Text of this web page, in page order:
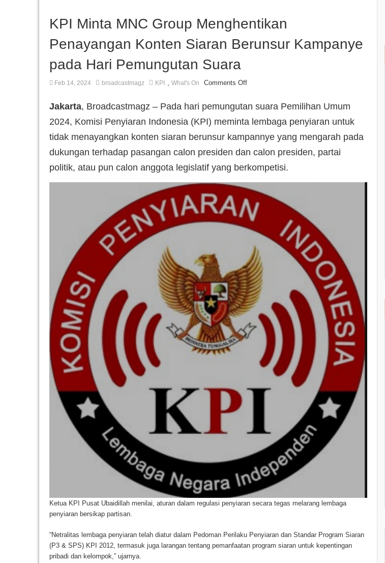
KPI Minta MNC Group Menghentikan
Penayangan Konten Siaran Berunsur Kampanye
pada Hari Pemungutan Suara
Feb 14, 2024 broadcastmagz KPI , What's On Comments Off
Jakarta, Broadcastmagz – Pada hari pemungutan suara Pemilihan Umum
2024, Komisi Penyiaran Indonesia (KPI) meminta lembaga penyiaran untuk
tidak menayangkan konten siaran berunsur kampannye yang mengarah pada
dukungan terhadap pasangan calon presiden dan calon presiden, partai
politik, atau pun calon anggota legislatif yang berkompetisi.
Ketua KPI Pusat Ubaidillah menilai, aturan dalam regulasi penyiaran secara tegas melarang lembaga
penyiaran bersikap partisan.
“Netralitas lembaga penyiaran telah diatur dalam Pedoman Perilaku Penyiaran dan Standar Program Siaran
(P3 & SPS) KPI 2012, termasuk juga larangan tentang pemanfaatan program siaran untuk kepentingan
pribadi dan kelompok,” ujarnya.